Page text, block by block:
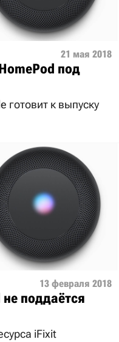
21 мая 2018
под
готовит к выпуску
13 февраля 2018
поддаётся
iFixit